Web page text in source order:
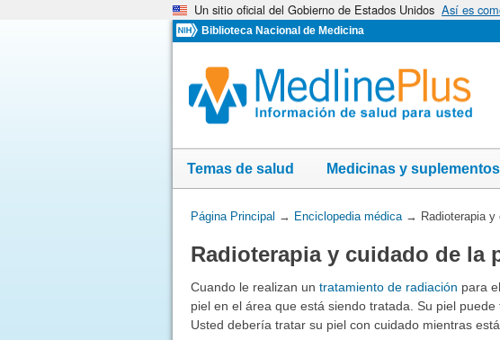
Un sitio oficial del Gobierno de Estados Unidos Así es
Biblioteca Nacional de Medicina
Temas de salud Medicinas y suplementos
Usted
aquí:
Página Principal → Enciclopedia médica→ Radioterapia y
Radioterapia y cuidado de la
Cuando le realizan un tratamiento de radiación para
piel en el área que está siendo tratada. Su piel
Usted debería tratar su piel con cuidado mientras